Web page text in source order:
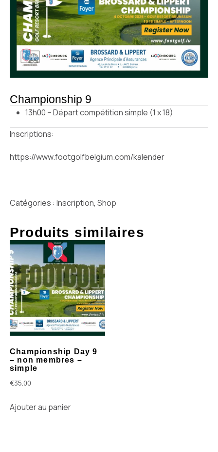
Championship 9
13h00 – Départ compétition simple (1 x 18)
Inscriptions:
https://www.footgolfbelgium.com/kalender
Catégories : Inscription, Shop
Produits similaires
Championship Day 9
– non membres –
simple
€35.00
Ajouter au panier